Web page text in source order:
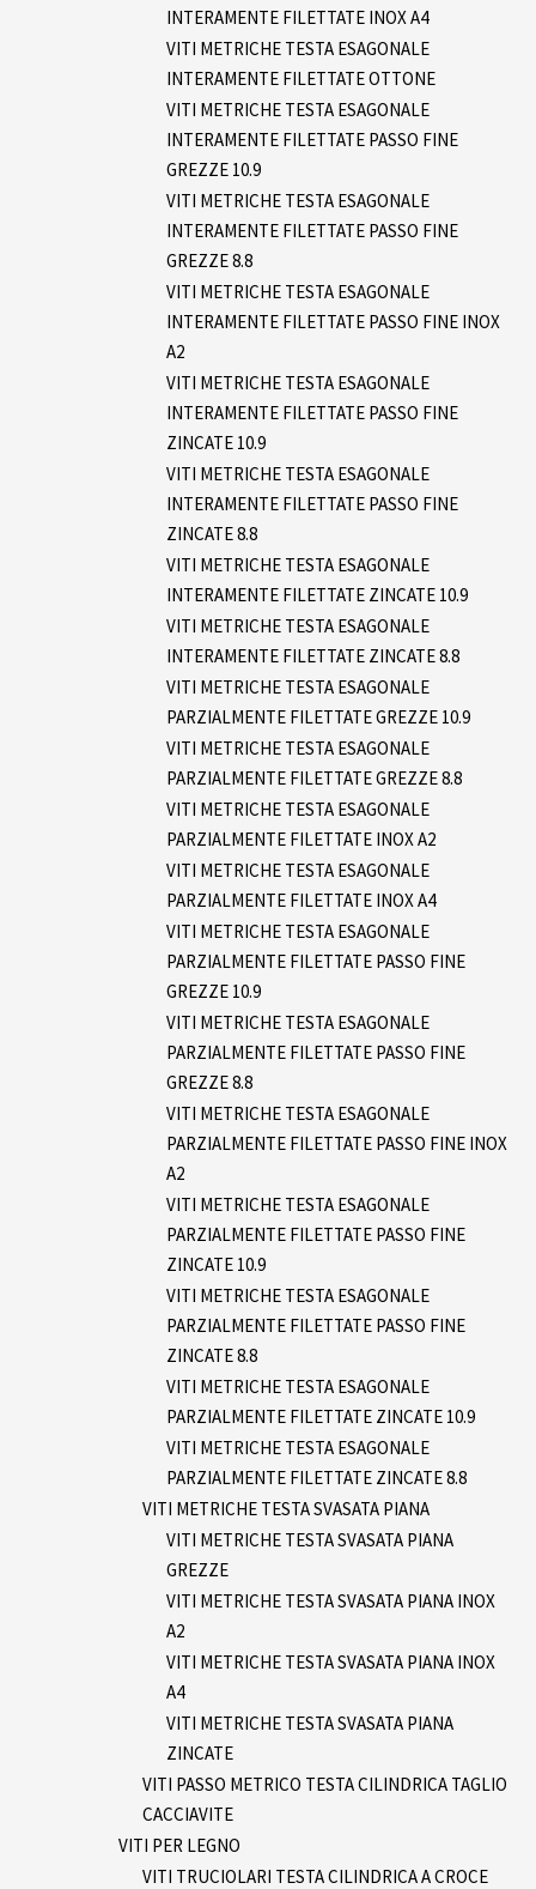
INTERAMENTE FILETTATE INOX A4
VITI METRICHE TESTA ESAGONALE
INTERAMENTE FILETTATE OTTONE
VITI METRICHE TESTA ESAGONALE
INTERAMENTE FILETTATE PASSO FINE
GREZZE 10.9
VITI METRICHE TESTA ESAGONALE
INTERAMENTE FILETTATE PASSO FINE
GREZZE 8.8
VITI METRICHE TESTA ESAGONALE
INTERAMENTE FILETTATE PASSO FINE INOX
A2
VITI METRICHE TESTA ESAGONALE
INTERAMENTE FILETTATE PASSO FINE
ZINCATE 10.9
VITI METRICHE TESTA ESAGONALE
INTERAMENTE FILETTATE PASSO FINE
ZINCATE 8.8
VITI METRICHE TESTA ESAGONALE
INTERAMENTE FILETTATE ZINCATE 10.9
VITI METRICHE TESTA ESAGONALE
INTERAMENTE FILETTATE ZINCATE 8.8
VITI METRICHE TESTA ESAGONALE
PARZIALMENTE FILETTATE GREZZE 10.9
VITI METRICHE TESTA ESAGONALE
PARZIALMENTE FILETTATE GREZZE 8.8
VITI METRICHE TESTA ESAGONALE
PARZIALMENTE FILETTATE INOX A2
VITI METRICHE TESTA ESAGONALE
PARZIALMENTE FILETTATE INOX A4
VITI METRICHE TESTA ESAGONALE
PARZIALMENTE FILETTATE PASSO FINE
GREZZE 10.9
VITI METRICHE TESTA ESAGONALE
PARZIALMENTE FILETTATE PASSO FINE
GREZZE 8.8
VITI METRICHE TESTA ESAGONALE
PARZIALMENTE FILETTATE PASSO FINE INOX
A2
VITI METRICHE TESTA ESAGONALE
PARZIALMENTE FILETTATE PASSO FINE
ZINCATE 10.9
VITI METRICHE TESTA ESAGONALE
PARZIALMENTE FILETTATE PASSO FINE
ZINCATE 8.8
VITI METRICHE TESTA ESAGONALE
PARZIALMENTE FILETTATE ZINCATE 10.9
VITI METRICHE TESTA ESAGONALE
PARZIALMENTE FILETTATE ZINCATE 8.8
VITI METRICHE TESTA SVASATA PIANA
VITI METRICHE TESTA SVASATA PIANA
GREZZE
VITI METRICHE TESTA SVASATA PIANA INOX
A2
VITI METRICHE TESTA SVASATA PIANA INOX
A4
VITI METRICHE TESTA SVASATA PIANA
ZINCATE
VITI PASSO METRICO TESTA CILINDRICA TAGLIO
CACCIAVITE
VITI PER LEGNO
VITI TRUCIOLARI TESTA CILINDRICA A CROCE